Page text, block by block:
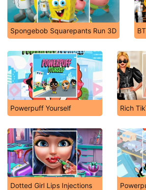
Spongebob Squarepants Run 3D
Powerpuff Yourself Rich
Dotted Girl Lips Injections